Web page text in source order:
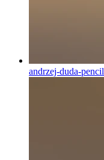
andrzej-duda-pencil